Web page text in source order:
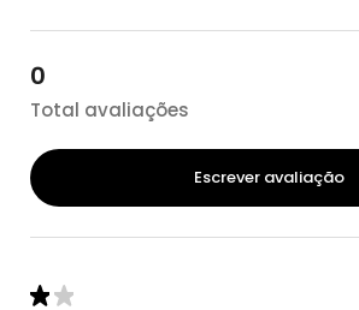
0
Total avaliações
Escrever avaliação